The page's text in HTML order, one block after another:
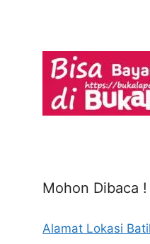
Mohon Dibaca !
Alamat Lokasi